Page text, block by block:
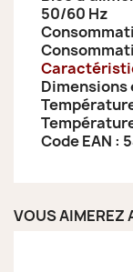
50/60 Hz
Dimensions
Code EAN :
VOUS AIMEREZ